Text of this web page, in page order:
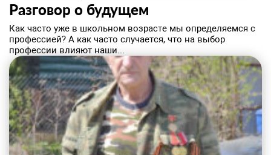
Разговор о будущем
Как часто уже в школьном возрасте мы определяемся с
профессией? А как часто случается, что на выбор
профессии влияют наши...